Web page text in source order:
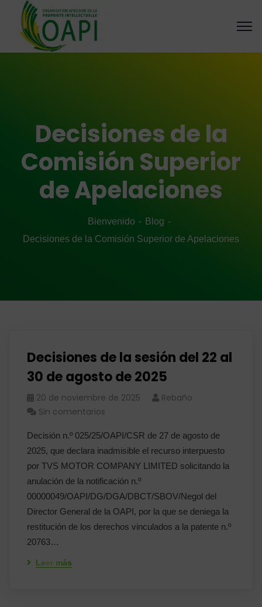
Decisiones de la
Comisión Superior
de Apelaciones
Bienvenido
Blog
Decisiones de la Comisión Superior de Apelaciones
Decisiones de la sesión del 22 al
30 de agosto de 2025
20 de noviembre de 2025
Rebaño
Sin comentarios
Decisión n.º 025/25/OAPI/CSR de 27 de agosto de
2025, que declara inadmisible el recurso interpuesto
por TVS MOTOR COMPANY LIMITED solicitando la
anulación de la notificación n.º
00000049/OAPI/DG/DGA/DBCT/SBOV/Negol del
Director General de la OAPI, por la que se deniega la
restitución de los derechos vinculados a la patente n.º
20763…
Leer más